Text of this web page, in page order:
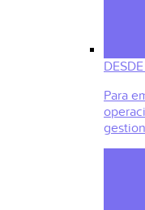
Para